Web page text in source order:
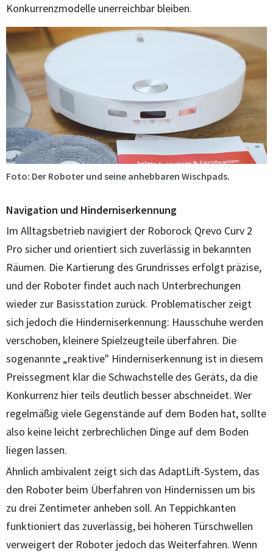
Konkurrenzmodelle unerreichbar bleiben.
Foto: Der Roboter und seine anhebbaren Wischpads.
Navigation und Hinderniserkennung
Im Alltagsbetrieb navigiert der Roborock Qrevo Curv 2
Pro sicher und orientiert sich zuverlässig in bekannten
Räumen. Die Kartierung des Grundrisses erfolgt präzise,
und der Roboter findet auch nach Unterbrechungen
wieder zur Basisstation zurück. Problematischer zeigt
sich jedoch die Hinderniserkennung: Hausschuhe werden
verschoben, kleinere Spielzeugteile überfahren. Die
sogenannte „reaktive" Hinderniserkennung ist in diesem
Preissegment klar die Schwachstelle des Geräts, da die
Konkurrenz hier teils deutlich besser abschneidet. Wer
regelmäßig viele Gegenstände auf dem Boden hat, sollte
also keine leicht zerbrechlichen Dinge auf dem Boden
liegen lassen.
Ähnlich ambivalent zeigt sich das AdaptLift-System, das
den Roboter beim Überfahren von Hindernissen um bis
zu drei Zentimeter anheben soll. An Teppichkanten
funktioniert das zuverlässig, bei höheren Türschwellen
verweigert der Roboter jedoch das Weiterfahren. Wenn